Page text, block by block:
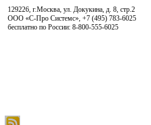
129226, г.Москва, ул. Докукина, д. 8, стр.2
ООО «С-Про Системс», +7 (495) 783-6025
бесплатно по России: 8-800-555-6025